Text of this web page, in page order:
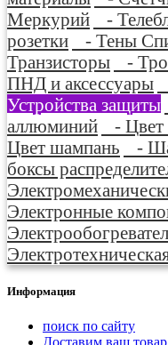
Меркурий
-
розетки
- Тены
Транзисторы
-
ПНД и аксессуары
Устройства защиты
аллюминий
- Цвет
Цвет шампань
-
боксы
Электронные
Информация
поиск по сайту
Доставим ваш